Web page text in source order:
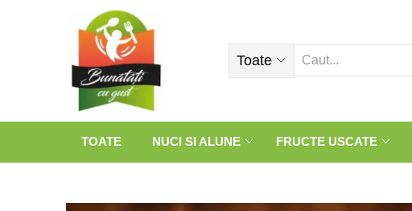
Toate
TOATE NUCI SI ALUNE FRUCTE USCATE